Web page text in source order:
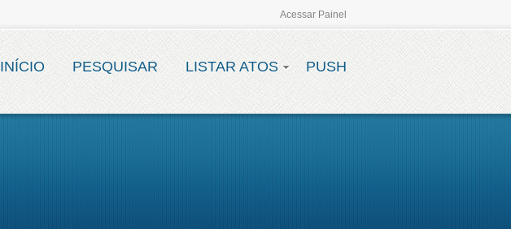
Acessar Painel
INÍCIO PESQUISAR LISTAR ATOS PUSH